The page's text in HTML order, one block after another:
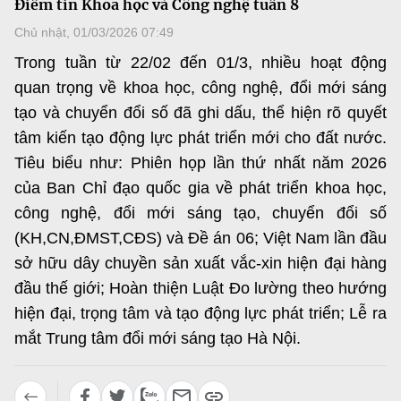
Sở Khoa học và Công nghệ
Chuyển đổi số
Bưu chính, Viễn thông
Sở hữu trí tuệ
Tiêu chuẩn, đo lường, chất lượng
Năng lượng nguyên tử
Tin tổng hợp
Tin địa phương
Văn bản chỉ đạo điều hành
Lấy ý kiến người dân về dự thảo VBQPPL
THỐNG KÊ
Khoa học và Công nghệ
Đổi mới sáng tạo
Chuyển đổi số
Bưu chính, Viễn thông
Sở hữu trí tuệ
Tiêu chuẩn, đo lường, chất lượng
Multimedia
THƯ ĐIỆN TỬ
Khác
Videos
Infographic
Ảnh
Voice
Điểm tin Khoa học và Công nghệ tuần 8
Chủ nhật, 01/03/2026 07:49
Trong tuần từ 22/02 đến 01/3, nhiều hoạt động
quan trọng về khoa học, công nghệ, đổi mới sáng
tạo và chuyển đổi số đã ghi dấu, thể hiện rõ quyết
tâm kiến tạo động lực phát triển mới cho đất nước.
Tiêu biểu như: Phiên họp lần thứ nhất năm 2026
của Ban Chỉ đạo quốc gia về phát triển khoa học,
công nghệ, đổi mới sáng tạo, chuyển đổi số
(KH,CN,ĐMST,CĐS) và Đề án 06; Việt Nam lần đầu
sở hữu dây chuyền sản xuất vắc-xin hiện đại hàng
đầu thế giới; Hoàn thiện Luật Đo lường theo hướng
hiện đại, trọng tâm và tạo động lực phát triển; Lễ ra
mắt Trung tâm đổi mới sáng tạo Hà Nội.